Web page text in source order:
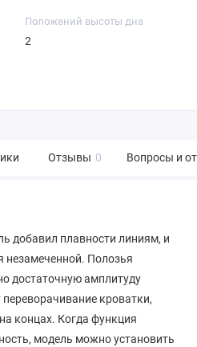
Положений высоты дна
2
Отзывы 0 Вопросы и
добавил плавности линиям, и
незамеченной. Полозья
достаточную амплитуду
кроватки,
концах. Когда функция
модель можно установить